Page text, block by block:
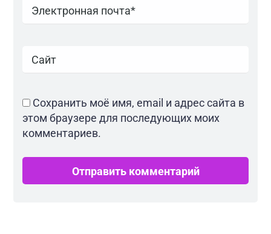
Сохранить моё имя, email и адрес сайта в
этом браузере для последующих моих
комментариев.